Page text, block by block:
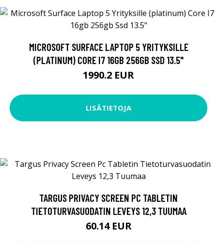
MICROSOFT SURFACE LAPTOP 5 YRITYKSILLE
(PLATINUM) CORE I7 16GB 256GB SSD 13.5"
1990.2 EUR
LISÄTIETOJA
TARGUS PRIVACY SCREEN PC TABLETIN
TIETOTURVASUODATIN LEVEYS 12,3 TUUMAA
60.14 EUR